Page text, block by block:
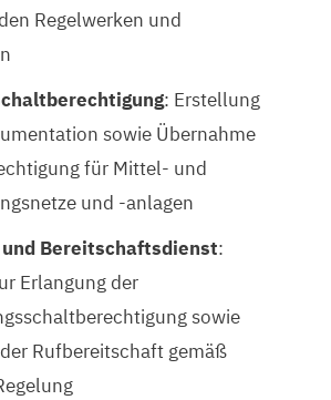
Regelwerken und
: Erstellung
sowie Übernahme
für Mittel- und
und -anlagen
Bereitschaftsdienst:
Erlangung der
sowie
Rufbereitschaft gemäß